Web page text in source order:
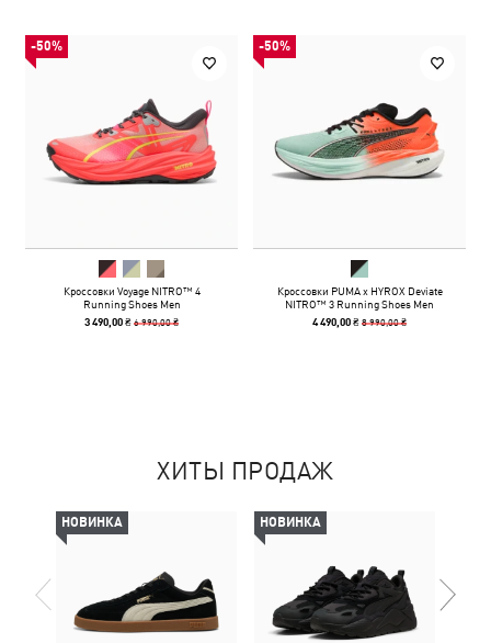
-50%
Кроссовки Voyage NITRO™ 4
Running Shoes Men
3 490,00 ₴6 990,00 ₴
-50%
Кроссовки PUMA x HYROX Deviate
NITRO™ 3 Running Shoes Men
4 490,00 ₴8 990,00 ₴
ХИТЫ ПРОДАЖ
НОВИНКА НОВИНКА